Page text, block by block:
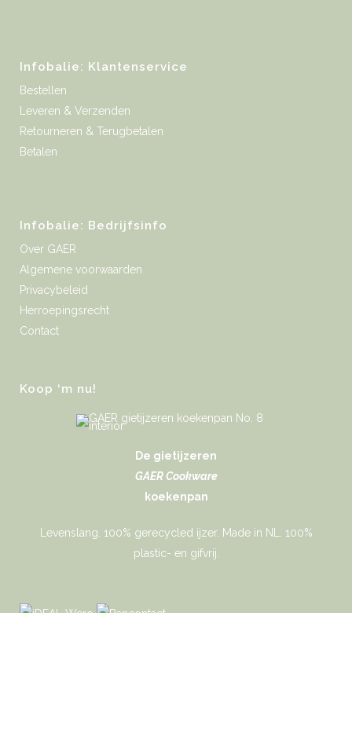
Infobalie: Klantenservice
Bestellen
Leveren & Verzenden
Retourneren & Terugbetalen
Betalen
Infobalie: Bedrijfsinfo
Over GAER
Algemene voorwaarden
Privacybeleid
Herroepingsrecht
Contact
Koop ‘m nu!
De gietijzeren
GAER Cookware
koekenpan
Levenslang. 100% gerecycled ijzer. Made in NL. 100%
plastic- en gifvrij.